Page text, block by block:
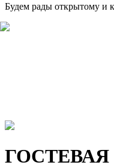
Будем рады открытому и